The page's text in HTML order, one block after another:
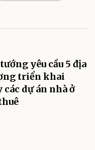
yêu cầu 5 địa
triển khai
các dự án nhà ở